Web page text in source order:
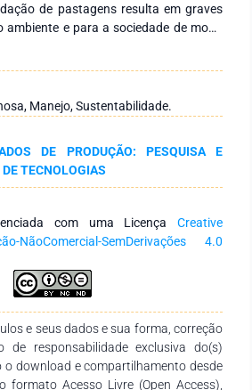
de pastagens resulta em graves
e para a sociedade de modo
são opções interessantes
especialmente em áreas
processos de erosão. O eucalipto é a
utilizada em sistemas silvipastoris no
vegetais depositados no solo pelo
nutrientes, principalmente N, P e K.
produtividades da pecuária passam a
de fertilizantes químicos, com
aos elevados custos dos fertilizantes
para a aplicação, especialmente em
de alta declividade. O uso de
com alta capacidade de fixação de N
uma opção interessante para a
natura do solo e pecuaristas
Manejo, Sustentabilidade.
DE PRODUÇÃO: PESQUISA E
TECNOLOGIAS
com uma Licença Creative
NãoComercial-SemDerivações 4.0
e seus dados e sua forma, correção
de responsabilidade exclusiva do(s)
o download e compartilhamento desde
formato Acesso Livre (Open Access),